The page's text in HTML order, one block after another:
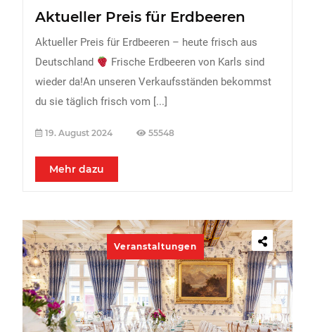
Aktueller Preis für Erdbeeren
Aktueller Preis für Erdbeeren – heute frisch aus
Deutschland
Frische Erdbeeren von Karls sind
wieder da!An unseren Verkaufsständen bekommst
du sie täglich frisch vom [...]
19. August 2024 55548
Mehr dazu
Veranstaltungen